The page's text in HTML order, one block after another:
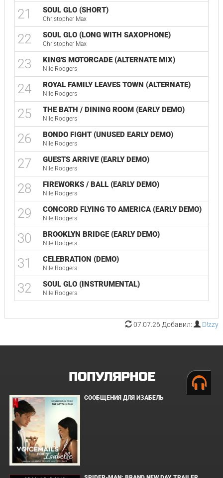
21 SOUL GLO (SHORT)
Christopher Max
22 SOUL GLO (LONG WITH SAXOPHONE)
Christopher Max
23 KING'S MOTORCADE (ALTERNATE MIX)
Nile Rodgers
24 ROYAL FAMILY LEAVES TOWN (ALTERNATE)
Nile Rodgers
25 THE BATH / DINING ROOM (EARLY DEMO)
Nile Rodgers
26 BONDO FIGHT (UNUSED EARLY DEMO)
Nile Rodgers
27 GUESTS ARRIVE (EARLY DEMO)
Nile Rodgers
28 FIREWORKS / BALL (EARLY DEMO)
Nile Rodgers
29 CONCORD FLYING TO AMERICA (EARLY DEMO)
Nile Rodgers
30 BROOKLYN BRIDGE (EARLY DEMO)
Nile Rodgers
31 CELEBRATION (DEMO)
Nile Rodgers
32 SOUL GLO (INSTRUMENTAL)
Nile Rodgers
07.07.26 Добавил: D!zzy
ПОПУЛЯРНОЕ
СООБЩЕНИЯ ДЛЯ ИЗАБЕЛЬ